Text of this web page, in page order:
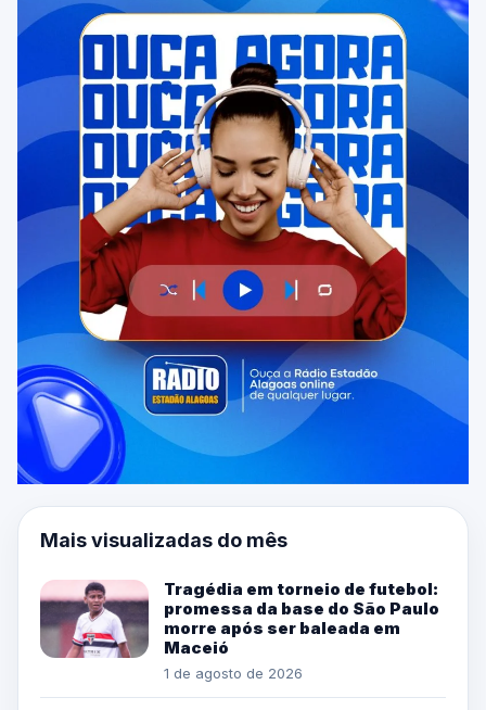
Mais visualizadas do mês
Tragédia em torneio de futebol:
promessa da base do São Paulo
morre após ser baleada em
Maceió
1 de agosto de 2026